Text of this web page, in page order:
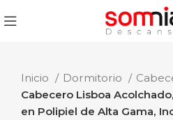
Inicio Dormitorio
Cabecero Lisboa
en Polipiel de Alta Gama,